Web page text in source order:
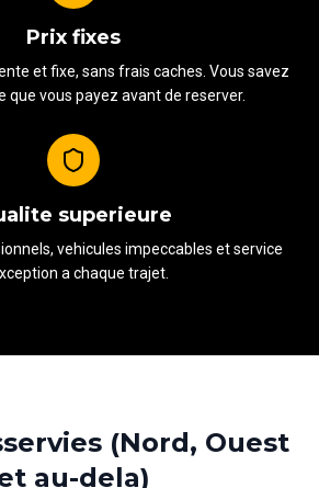
Prix fixes
et fixe, sans frais caches. Vous savez
que vous payez avant de reserver.
superieure
vehicules impeccables et service
a chaque trajet.
(Nord, Ouest
au-dela)